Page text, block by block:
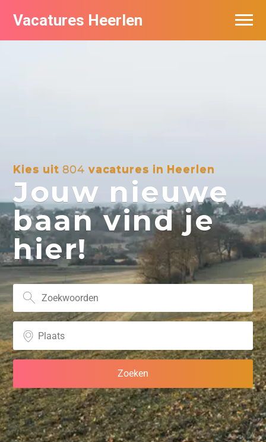
Vacatures Heerlen
Kies uit 804 vacatures in Heerlen
Jouw nieuwe
baan vind je
hier!
Vacatures per bedrijf in Heerlen